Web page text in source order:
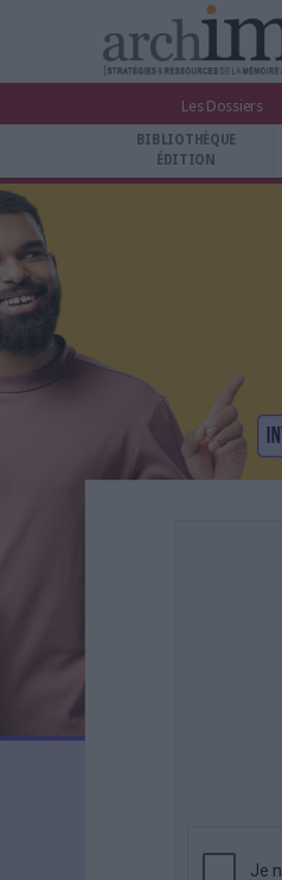
BIBLIOTHÈQUE ÉDITION
ARCHIVES PATRIMOINE
VEILLE DOCUMENTATION
UNIVERS DATA
TRAVAIL COLLABORATIF
VIE NUMÉRIQUE
NUMÉRIQUE RESPONSABLE
L'ANNUAIRE DES ACTEURS
NOS OFFRES D'ABONNEMENTS
Les Dossiers
BIBLIOTHÈQUE
ÉDITION